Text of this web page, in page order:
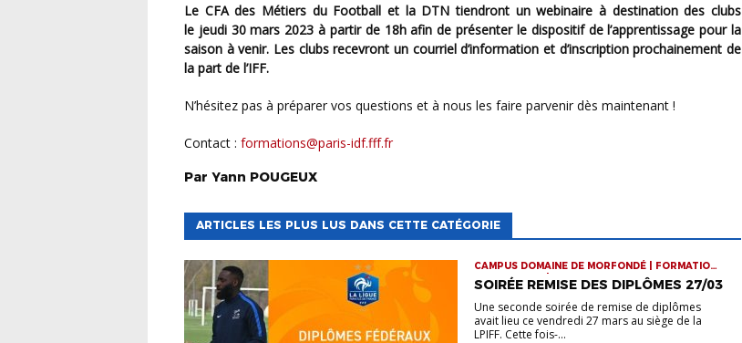
Le CFA des Métiers du Football et la DTN tiendront un webinaire à destination des clubs
le jeudi 30 mars 2023 à partir de 18hafin de présenter le dispositif de l’apprentissage pour la
saison à venir. Les clubs recevront un courriel d’information et d’inscription prochainement de
la part de l’IFF.
N’hésitez pas à préparer vos questions et à nous les faire parvenir dès maintenant !
Contact : formations@paris-idf.fff.fr
Par Yann POUGEUX
ARTICLES LES PLUS LUS DANS CETTE CATÉGORIE
CAMPUS DOMAINE DE MORFONDÉ | FORMATION
EDUCATEURS | VIE DE LA LIGUE
SOIRÉE REMISE DES DIPLÔMES 27/03
Une seconde soirée de remise de diplômes
avait lieu ce vendredi 27 mars au siège de la
LPIFF. Cette fois-...